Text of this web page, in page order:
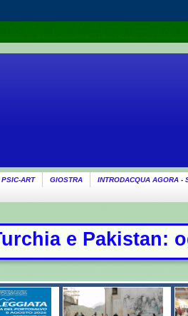
ART GIOSTRA
INTRODACQUA AGORA -
oggi la firma -